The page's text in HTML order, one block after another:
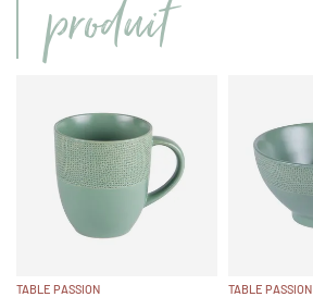
produit
TABLE PASSION
TABLE PASSION